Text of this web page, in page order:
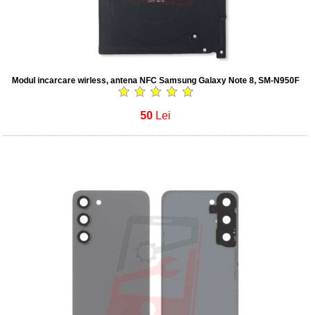
Modul incarcare wirless, antena NFC Samsung Galaxy Note 8, SM-N950F
50 Lei